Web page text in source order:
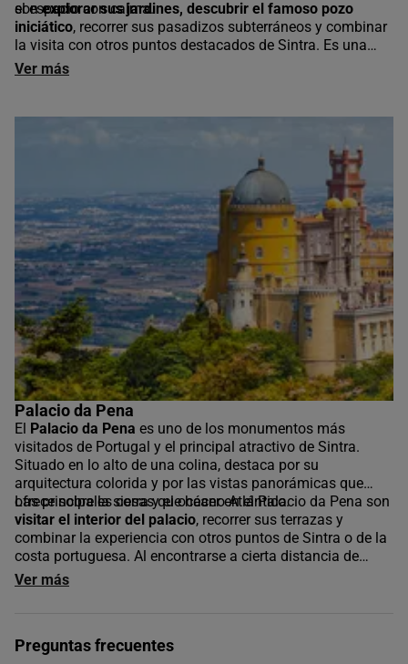
el espacio con calma.
sonexplorar sus jardines, descubrir el famoso pozo
iniciático, recorrer sus pasadizos subterráneos y combinar
la visita con otros puntos destacados de Sintra. Es una
experiencia muy visual y diferente, que requiere cierta
Ver más
Palacio da Pena
El Palacio da Pena es uno de los monumentos más
visitados de Portugal y el principal atractivo de Sintra.
Situado en lo alto de una colina, destaca por su
arquitectura colorida y por las vistas panorámicas que
ofrece sobre la sierra y el océano Atlántico.
Las principales cosas que hacer en el Palacio da Pena son
visitar el interior del palacio, recorrer sus terrazas y
combinar la experiencia con otros puntos de Sintra o de la
costa portuguesa. Al encontrarse a cierta distancia de
Lisboa, es habitual realizar la visita dentro de una
Ver más
Preguntas frecuentes